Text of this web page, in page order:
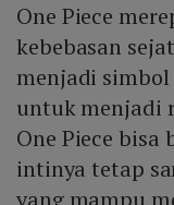
One Piece
kebebasan
menjadi
untuk menjadi
One Piece
intinya tetap